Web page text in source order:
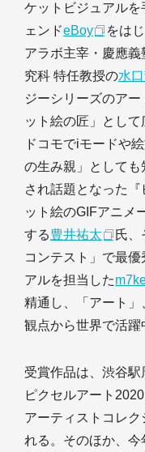
ケットビジュアル
ェンドeBoy
をは
アラボ主宰・慶應
究科 特任教授の水
ジーシリーズのア
ット絵の匠」として
ドコモでiモードや
の生み親」としても
され話題となった
ット絵のGIFアニメ
する豊井祐太
氏、
コンテスト」で最
アルを担当した
精通し、「アート
観点から世界で活躍
受賞作品は、渋谷
ピクセルアート
アーティストコレ
れる。そのほか、今